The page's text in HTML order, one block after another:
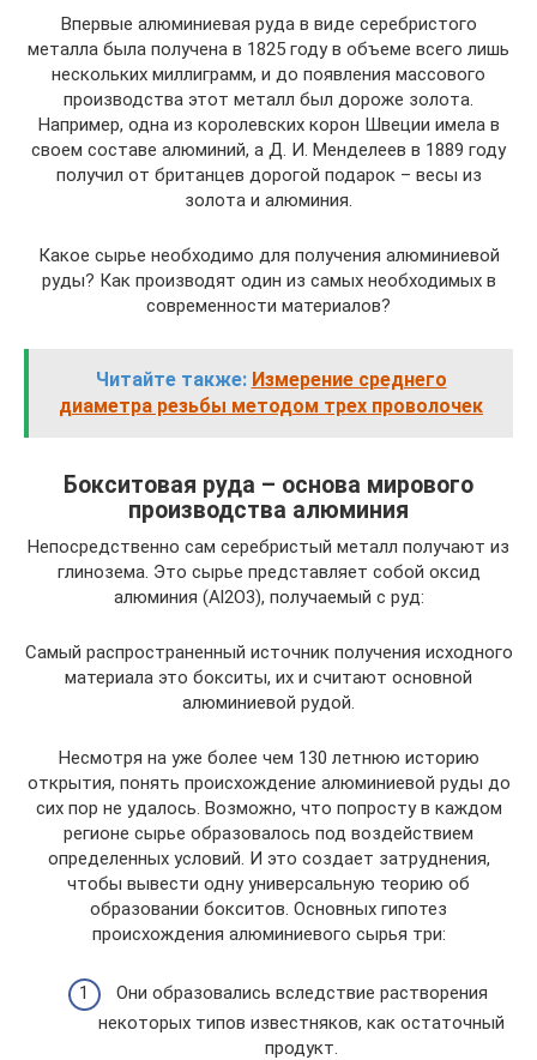
Впервые алюминиевая руда в виде серебристого
металла была получена в 1825 году в объеме всего лишь
нескольких миллиграмм, и до появления массового
производства этот металл был дороже золота.
Например, одна из королевских корон Швеции имела в
своем составе алюминий, а Д. И. Менделеев в 1889 году
получил от британцев дорогой подарок – весы из
золота и алюминия.
Какое сырье необходимо для получения алюминиевой
руды? Как производят один из самых необходимых в
современности материалов?
Читайте также: Измерение среднего
диаметра резьбы методом трех проволочек
Бокситовая руда – основа мирового
производства алюминия
Непосредственно сам серебристый металл получают из
глинозема. Это сырье представляет собой оксид
алюминия (Аl2О3), получаемый с руд:
Самый распространенный источник получения исходного
материала это бокситы, их и считают основной
алюминиевой рудой.
Несмотря на уже более чем 130 летнюю историю
открытия, понять происхождение алюминиевой руды до
сих пор не удалось. Возможно, что попросту в каждом
регионе сырье образовалось под воздействием
определенных условий. И это создает затруднения,
чтобы вывести одну универсальную теорию об
образовании бокситов. Основных гипотез
происхождения алюминиевого сырья три:
Они образовались вследствие растворения
некоторых типов известняков, как остаточный
продукт.